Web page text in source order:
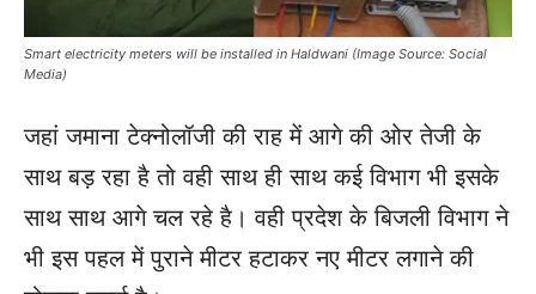
Smart electricity meters will be installed in Haldwani (Image Source: Social
Media)
जहां जमाना टेक्नोलॉजी की राह में आगे की ओर तेजी के
साथ बड़ रहा है तो वही साथ ही साथ कई विभाग भी इसके
साथ साथ आगे चल रहे है। वही प्रदेश के बिजली विभाग ने
भी इस पहल में पुराने मीटर हटाकर नए मीटर लगाने की